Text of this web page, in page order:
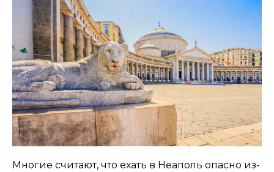
Многие считают, что ехать в Неаполь опасно из-